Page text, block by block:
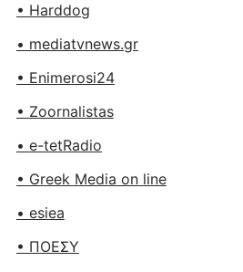
• Harddog
• mediatvnews.gr
• Enimerosi24
• Zoornalistas
• e-tetRadio
• Greek Media on line
• esiea
• ΠΟΕΣΥ